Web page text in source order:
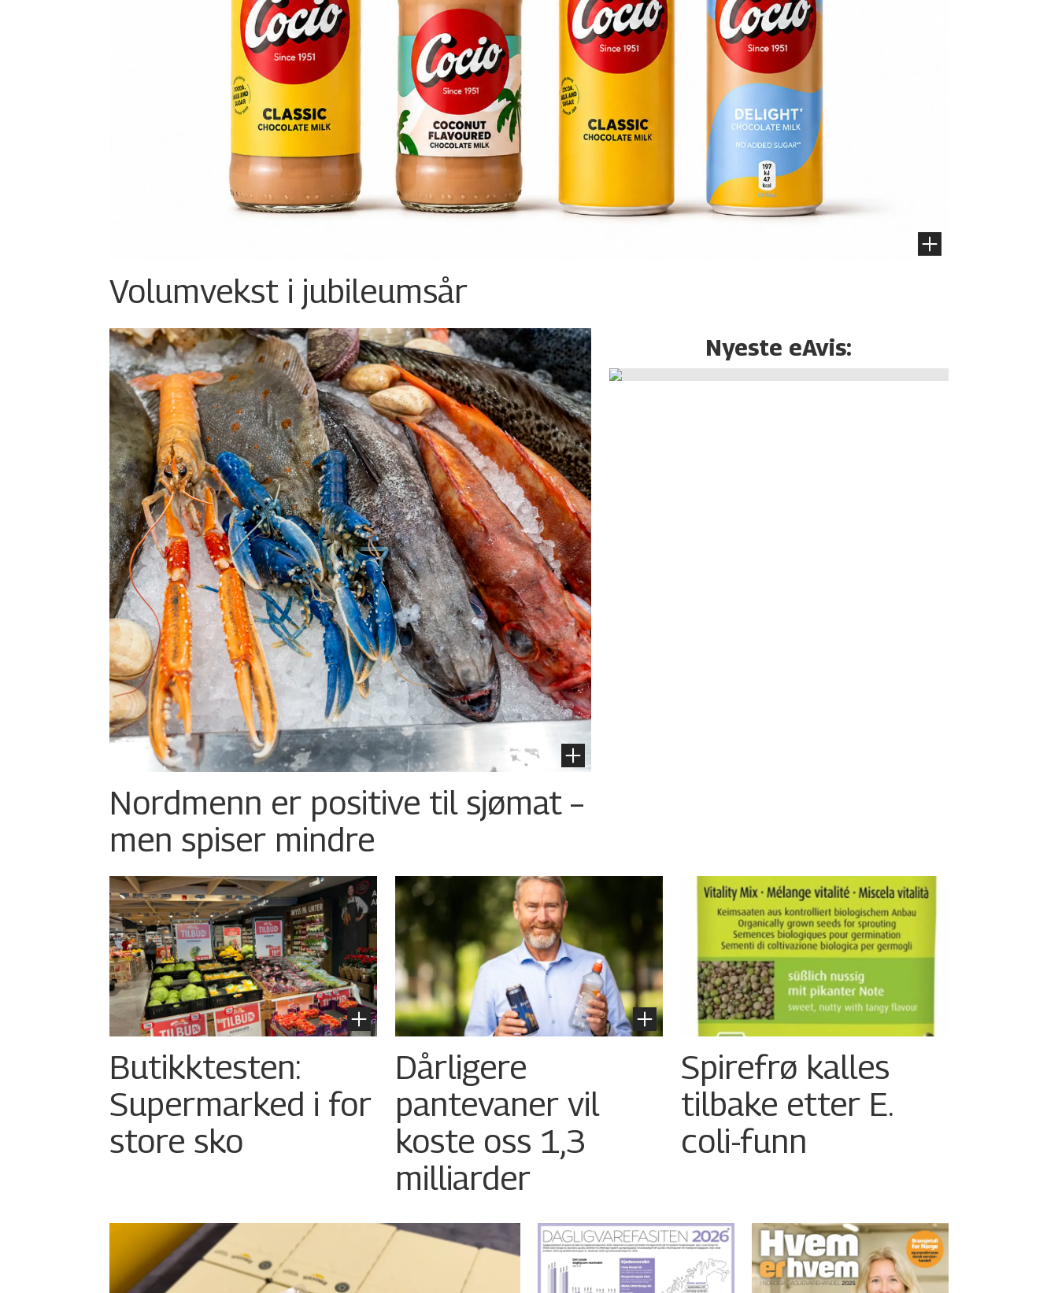
Volumvekst i jubileumsår
Nordmenn er positive til sjømat –
men spiser mindre
Nyeste eAvis:
Butikktesten:
Supermarked i for
store sko
Dårligere
pantevaner vil
koste oss 1,3
milliarder
Spirefrø kalles
tilbake etter E.
coli-funn